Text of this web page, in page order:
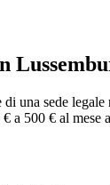
di una sede
a 500 € al mese